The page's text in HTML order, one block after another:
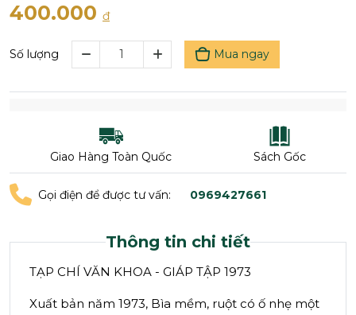
400.000 đ
Số lượng Mua ngay
Giao Hàng Toàn Quốc Sách Gốc
Gọi điện để được tư vấn: 0969427661
Thông tin chi tiết
TẠP CHÍ VĂN KHOA - GIÁP TẬP 1973
Xuất bản năm 1973, Bìa mềm, ruột có ố nhẹ một